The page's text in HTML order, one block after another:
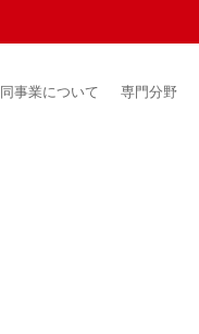
事業について 専門分野